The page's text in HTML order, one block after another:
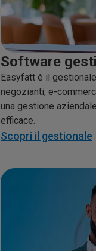
Software
Easyfatt è il
negozianti, e-
una gestione
efficace.
Scopri il gestionale